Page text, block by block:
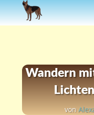
Wandern
von